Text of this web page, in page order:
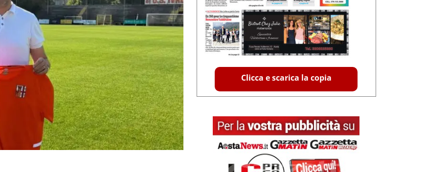
Clicca e scarica la copia